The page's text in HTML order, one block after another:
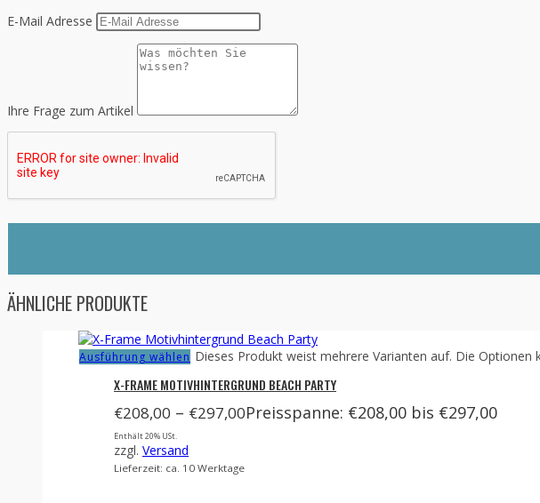
E-Mail Adresse
Ihre Frage zum Artikel
ÄHNLICHE PRODUKTE
Ausführung wählen Dieses Produkt weist mehrere Varianten auf. Die
X-FRAME MOTIVHINTERGRUND BEACH PARTY
€208,00 – €297,00Preisspanne: €208,00 bis €297,00
Enthält 20% USt.
zzgl. Versand
Lieferzeit: ca. 10 Werktage